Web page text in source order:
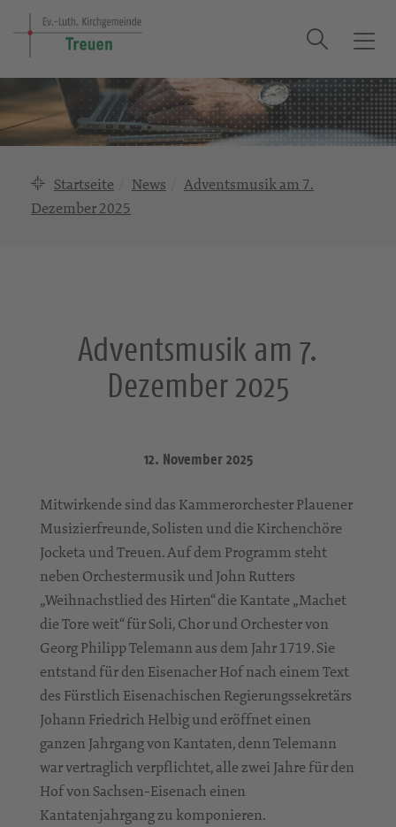
T
g
g
l
Suche
Startseite News
Adventsmusik am 7.
Dezember 2025
Adventsmusik am 7.
Dezember 2025
12. November 2025
Mitwirkende sind das Kammerorchester Plauener
Musizierfreunde, Solisten und die Kirchenchöre
Jocketa und Treuen. Auf dem Programm steht
neben Orchestermusik und John Rutters
„Weihnachstlied des Hirten“ die Kantate „Machet
die Tore weit“ für Soli, Chor und Orchester von
Georg Philipp Telemann aus dem Jahr 1719. Sie
entstand für den Eisenacher Hof nach einem Text
des Fürstlich Eisenachischen Regierungssekretärs
Johann Friedrich Helbig und eröffnet einen
ganzen Jahrgang von Kantaten, denn Telemann
war vertraglich verpflichtet, alle zwei Jahre für den
Hof von Sachsen-Eisenach einen
Kantatenjahrgang zu komponieren.